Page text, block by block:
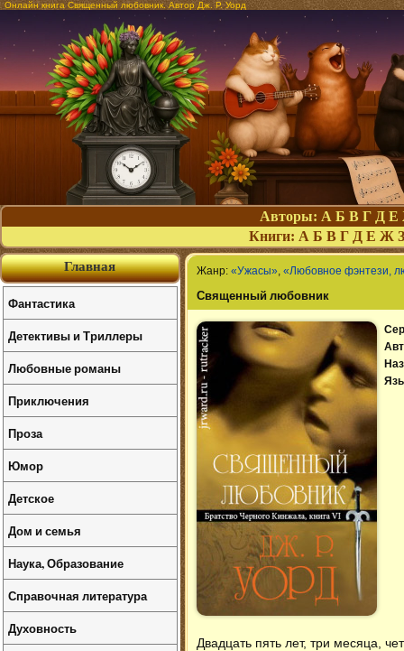
Онлайн книга Священный любовник. Автор Дж. Р. Уорд
Авторы: А Б В Г Д Е
Книги: А Б В Г Д Е Ж З
Жанр: «Ужасы», «Любовное фэнтези,
Священный любовник
Двадцать пять лет, три месяца,
Главная
Фантастика
Детективы и Триллеры
Любовные романы
Приключения
Проза
Юмор
Детское
Дом и семья
Наука, Образование
Справочная литература
Духовность